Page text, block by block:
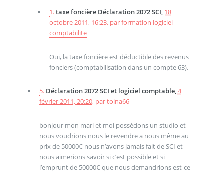
1.taxe foncière Déclaration 2072 SCI, 18
octobre 2011, 16:23, parformation logiciel
comptabilite
Oui, la taxe foncière est déductible des revenus
fonciers (comptabilisation dans un compte 63).
5. Déclaration 2072 SCI et logiciel comptable,4
février 2011, 20:20, partoina66
bonjour mon mari et moi possédons un studio et
nous voudrions nous le revendre a nous même au
prix de 50000€ nous n’avons jamais fait de SCI et
nous aimerions savoir si c’est possible et si
l’emprunt de 50000€ que nous demandrions est-ce